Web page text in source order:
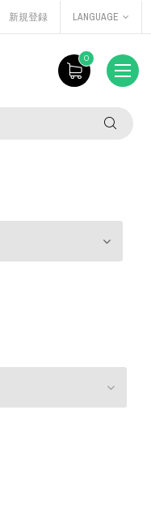
新規登録 LANGUAGE
0